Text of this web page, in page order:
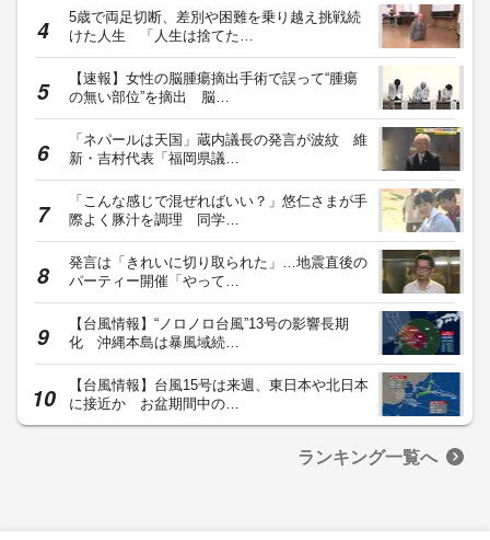
5歳で両足切断、差別や困難を乗り越え挑戦続
けた人生 「人生は捨てた…
【速報】女性の脳腫瘍摘出手術で誤って“腫瘍
の無い部位”を摘出 脳…
「ネパールは天国」蔵内議長の発言が波紋 維
新・吉村代表「福岡県議…
「こんな感じで混ぜればいい？」悠仁さまが手
際よく豚汁を調理 同学…
発言は「きれいに切り取られた」…地震直後の
パーティー開催「やって…
【台風情報】“ノロノロ台風”13号の影響長期
化 沖縄本島は暴風域続…
【台風情報】台風15号は来週、東日本や北日本
に接近か お盆期間中の…
ランキング一覧へ